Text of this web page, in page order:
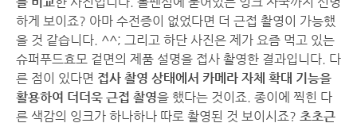
하게 보이죠? 아마 수전증이 없었다면 더 근접 촬영이 가능했
을 것 같습니다. ^^; 그리고 하단 사진은 제가 요즘 먹고 있는
슈퍼푸드효모 겉면의 제품 설명을 접사 촬영한 결과입니다. 다
른 점이 있다면 접사 촬영 상태에서 카메라 자체 확대 기능을
활용하여 더더욱 근접 촬영을 했다는 것이죠. 종이에 찍힌 다
른 색감의 잉크가 하나하나 따로 촬영된 것 보이시죠? 초초근